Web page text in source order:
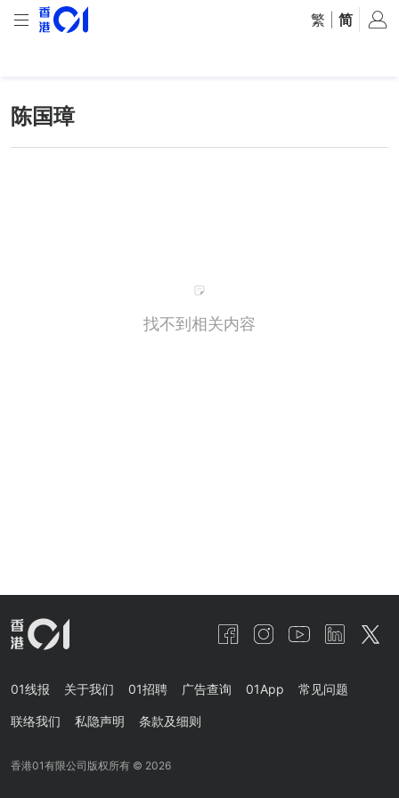
繁 简
陈国璋
找不到相关内容
01线报 关于我们 01招聘 广告查询 01App 常见问题
联络我们 私隐声明 条款及细则
香港01有限公司版权所有 © 2026